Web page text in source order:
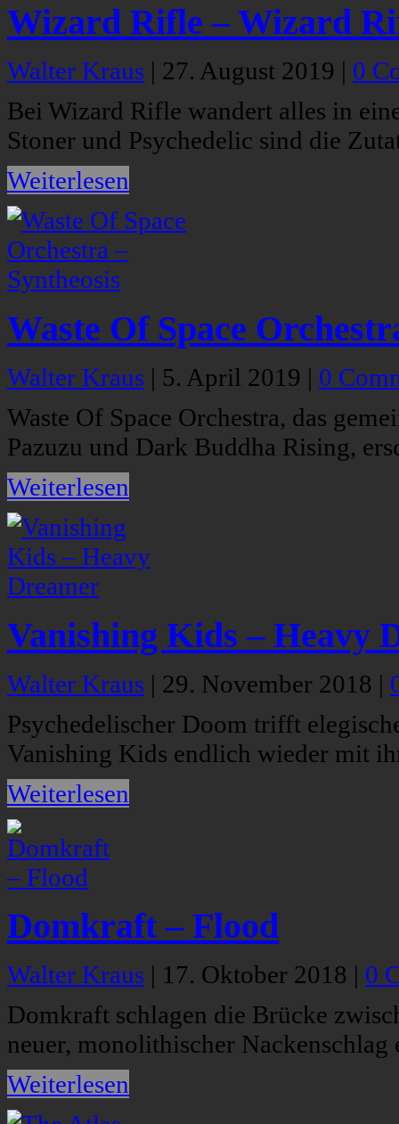
Wizard Rifle – Wizard
Walter Kraus | 27. August 2019 | 0
Bei Wizard Rifle wandert alles in
Stoner und Psychedelic sind die
Weiterlesen
Waste Of Space
Walter Kraus | 5. April 2019 | 0
Waste Of Space Orchestra, das
Pazuzu und Dark Buddha Rising,
Weiterlesen
Vanishing Kids – Heavy
Walter Kraus | 29. November 2018 |
Psychedelischer Doom trifft
Vanishing Kids endlich wieder mit
Weiterlesen
Domkraft – Flood
Walter Kraus | 17. Oktober 2018 | 0
Domkraft schlagen die Brücke
neuer, monolithischer Nackenschlag
Weiterlesen